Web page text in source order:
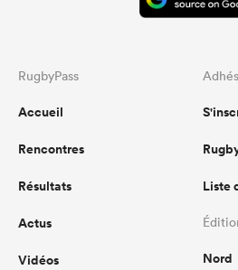
RugbyPass
Accueil
Rencontres
Résultats
Actus
Vidéos
Liste
Nord